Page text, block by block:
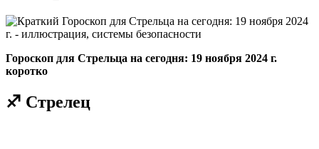
Гороскоп для Стрельца на сегодня: 19 ноября 2024 г.
коротко
♐ Стрелец